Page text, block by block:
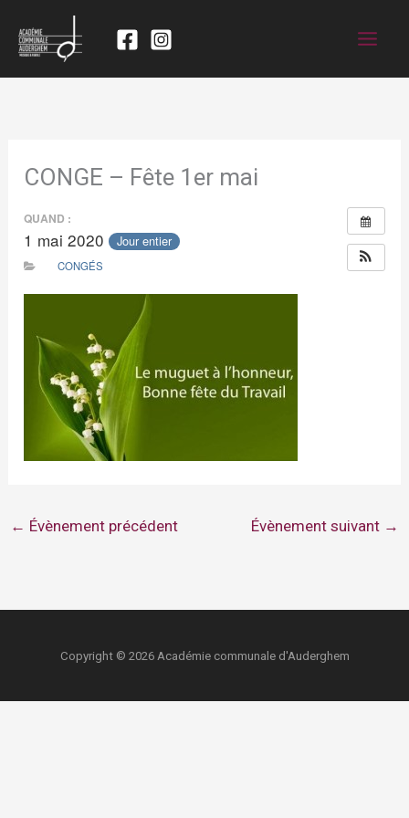
CONGE – Fête 1er mai
QUAND :
1 mai 2020 Jour entier
CONGÉS
← Évènement précédent Évènement suivant →
Copyright © 2026 Académie communale d'Auderghem